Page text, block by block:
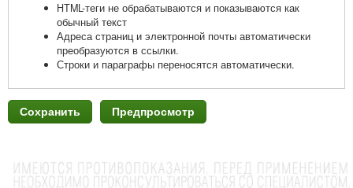
HTML-теги не обрабатываются и показываются как
обычный текст
Адреса страниц и электронной почты автоматически
преобразуются в ссылки.
Строки и параграфы переносятся автоматически.